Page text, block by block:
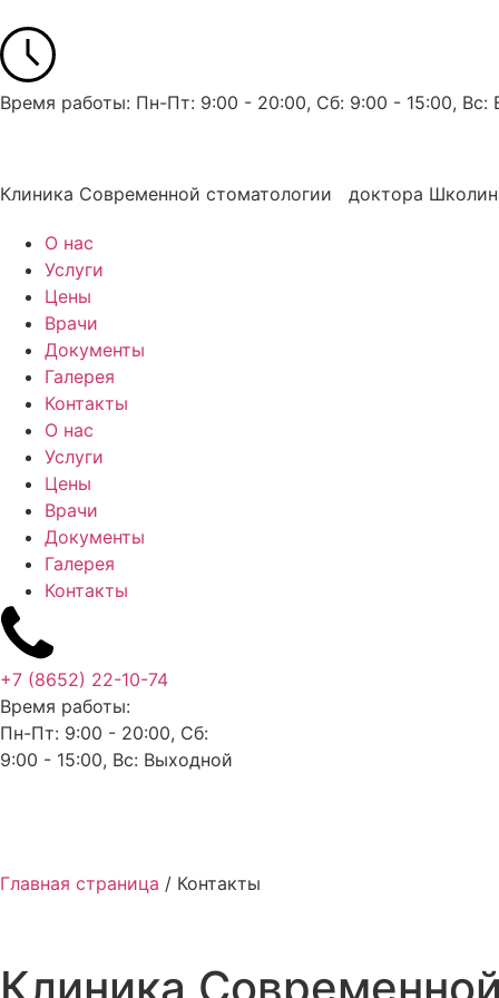
Время работы: Пн-Пт: 9:00 - 20:00, Сб: 9:00 - 15:00, Вс:
Клиника Современной стоматологии доктора
О нас
Услуги
Цены
Врачи
Документы
Галерея
Контакты
О нас
Услуги
Цены
Врачи
Документы
Галерея
Контакты
+7 (8652) 22-10-74
Время работы:
Пн-Пт: 9:00 - 20:00, Сб:
9:00 - 15:00, Вс: Выходной
Главная страница / Контакты